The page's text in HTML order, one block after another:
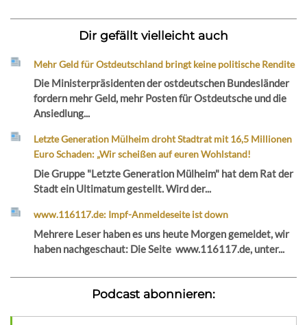
Dir gefällt vielleicht auch
Mehr Geld für Ostdeutschland bringt keine politische Rendite
Die Ministerpräsidenten der ostdeutschen Bundesländer
fordern mehr Geld, mehr Posten für Ostdeutsche und die
Ansiedlung...
Letzte Generation Mülheim droht Stadtrat mit 16,5 Millionen
Euro Schaden: „Wir scheißen auf euren Wohlstand!
Die Gruppe "Letzte Generation Mülheim" hat dem Rat der
Stadt ein Ultimatum gestellt. Wird der...
www.116117.de: Impf-Anmeldeseite ist down
Mehrere Leser haben es uns heute Morgen gemeldet, wir
haben nachgeschaut: Die Seite www.116117.de, unter...
Podcast abonnieren: